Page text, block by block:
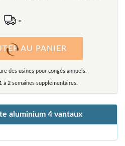
*
AU PANIER
des usines pour congés annuels.
à 2 semaines supplémentaires.
aluminium 4 vantaux